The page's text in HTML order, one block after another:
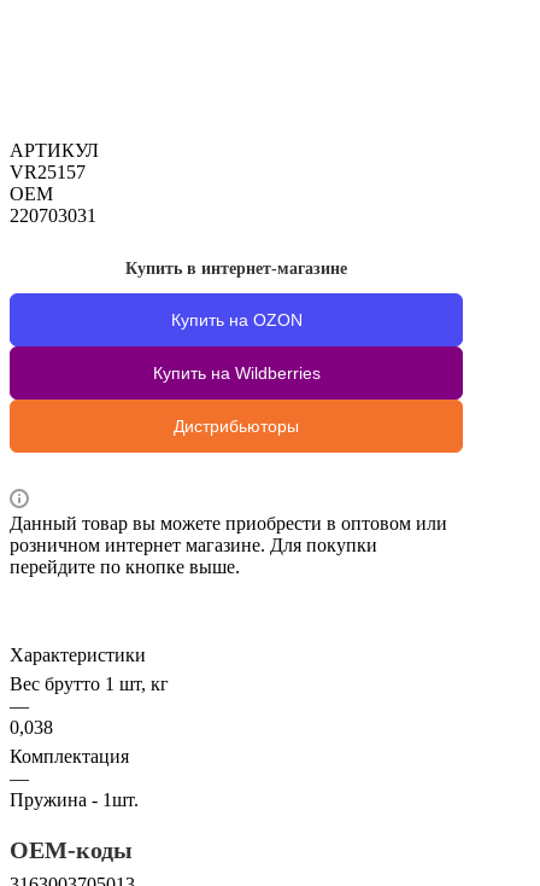
АРТИКУЛ
VR25157
OEM
220703031
Купить в интернет-магазине
Купить на OZON
Купить на Wildberries
Дистрибьюторы
Данный товар вы можете приобрести в оптовом или
розничном интернет магазине. Для покупки
перейдите по кнопке выше.
Характеристики
Вес брутто 1 шт, кг
—
0,038
Комплектация
—
Пружина - 1шт.
OEM-коды